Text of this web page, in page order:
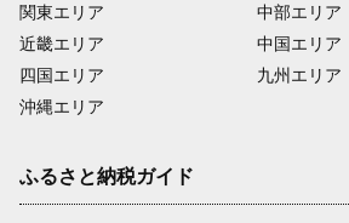
関東エリア
近畿エリア
四国エリア
沖縄エリア
中部エリア
中国エリア
九州エリア
ふるさと納税ガイド